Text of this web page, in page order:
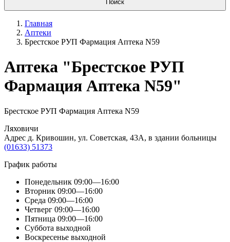
Поиск
Главная
Аптеки
Брестское РУП Фармация Аптека N59
Aптека "Брестское РУП
Фармация Аптека N59"
Брестское РУП Фармация Аптека N59
Ляховичи
Адрес д. Кривошин, ул. Советская, 43А, в здании больницы
(01633) 51373
График работы
Понедельник 09:00—16:00
Вторник 09:00—16:00
Среда 09:00—16:00
Четверг 09:00—16:00
Пятница 09:00—16:00
Суббота выходной
Воскресенье выходной